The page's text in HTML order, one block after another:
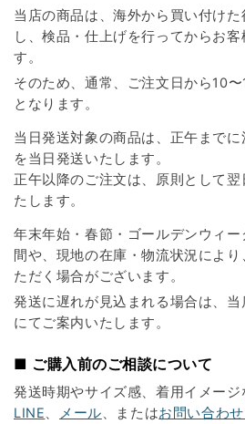
当店の商品は、海外から買い付け
し、検品・仕上げを行ってからお
す。
そのため、通常、ご注文日から10
となります。
当日発送対象の商品は、正午まで
を当日発送いたします。
正午以降のご注文は、原則として
たします。
年末年始・春節・ゴールデンウィ
間や、現地の在庫・物流状況によ
ただく場合がございます。
発送に遅れが見込まれる場合は、
にてご案内いたします。
■ ご購入前のご相談について
発送時期やサイズ感、着用イメー
LINE、 メール、またはお問い合わ